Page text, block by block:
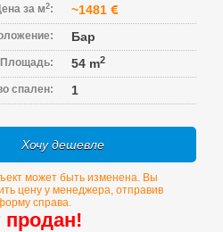
за м2: ~1481
Бар
Площадь: 54 m2
спален: 1
Хочу дешевле
может быть изменена. Вы
цену у менеджера, отправив
справа.